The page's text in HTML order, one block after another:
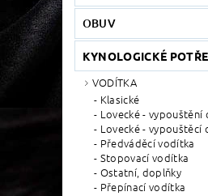
OBUV
KYNOLOGICKÉ
VODÍTKA
Klasické
Lovecké - vypouštění
Lovecké - vypouštěcí
Předváděcí vodítka
Stopovací vodítka
Ostatní, doplňky
Přepínací vodítka